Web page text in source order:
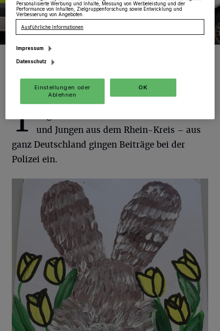
Foto: RKN.
T und Jungen aus dem Rhein-Kreis – aus
ganz Deutschland gingen Beiträge bei der
Polizei ein.
Personalisierte Werbung und Inhalte, Messung von Werbeleistung und der
Performance von Inhalten, Zielgruppenforschung sowie Entwicklung und
Verbesserung von Angeboten.
Ausführliche Informationen
Impressum
Datenschutz
Einstellungen oder
Ablehnen
OK